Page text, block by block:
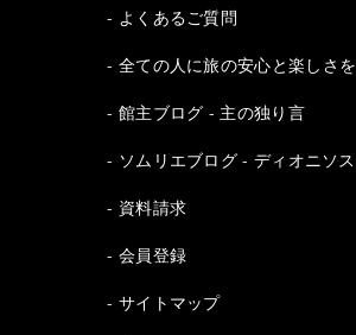
よくあるご質問
全ての人に旅の安心と楽しさを
館主ブログ - 主の独り言
ソムリエブログ - ディオニソ
資料請求
会員登録
サイトマップ